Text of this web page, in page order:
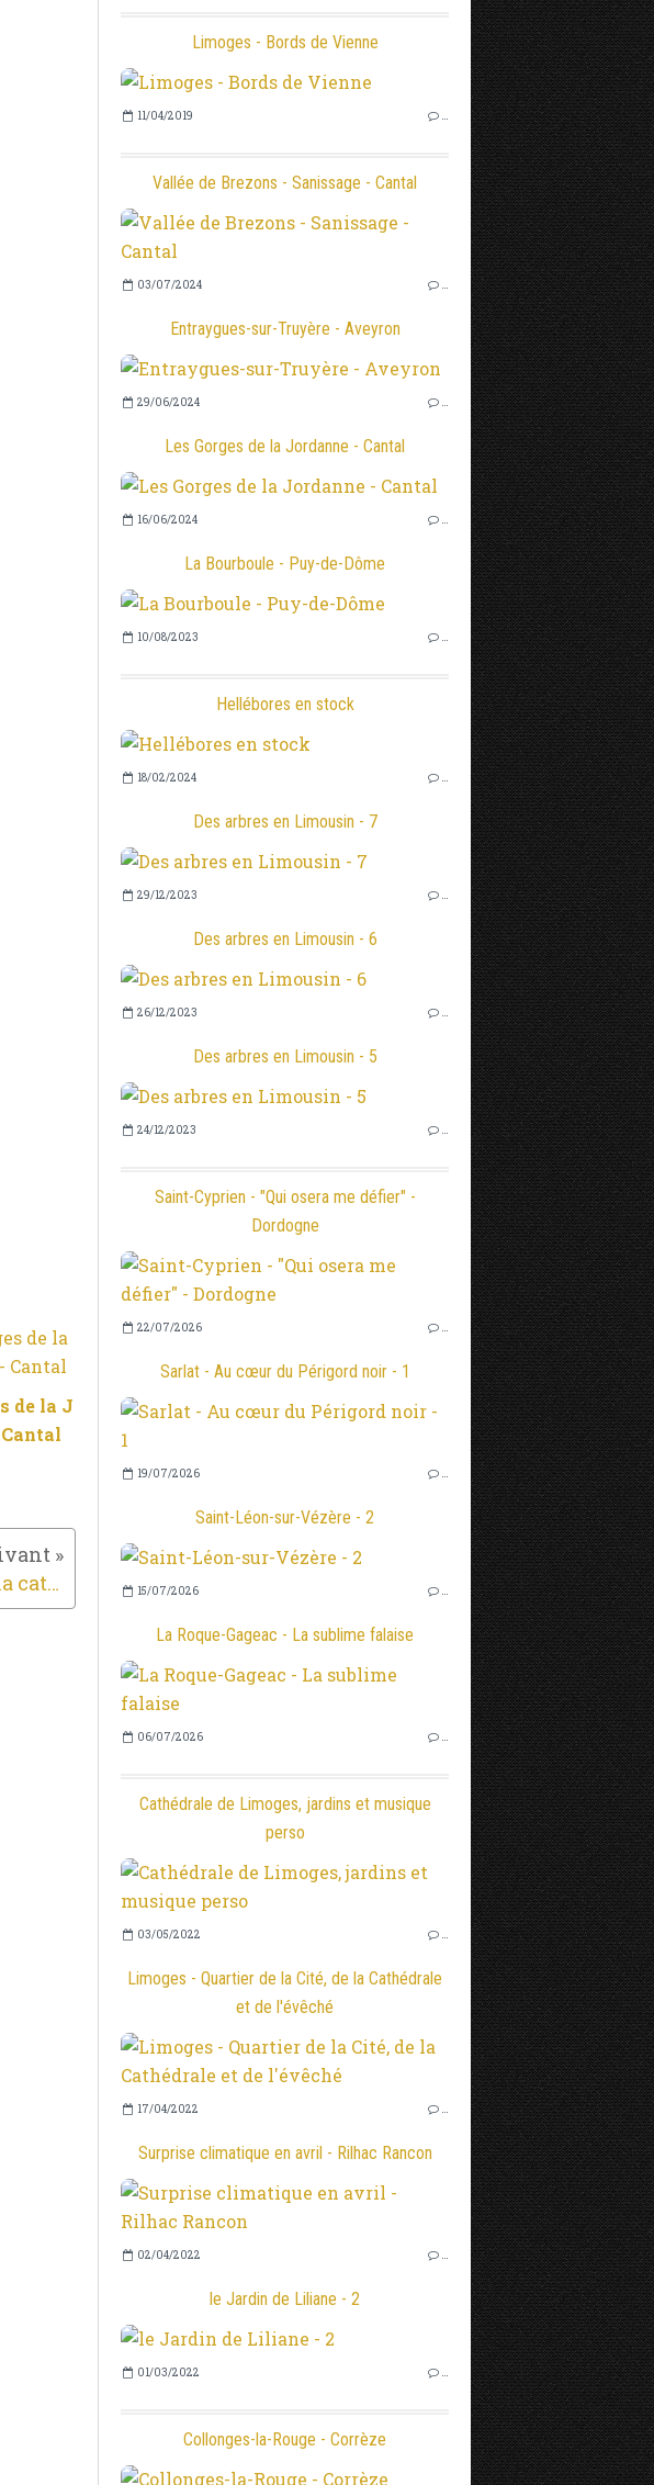
de la J
Bayonne -4 - le cloître et la cathédrale
Limoges - Bords de Vienne
11/04/2019 …
Vallée de Brezons - Sanissage - Cantal
03/07/2024 …
Entraygues-sur-Truyère - Aveyron
29/06/2024 …
Les Gorges de la Jordanne - Cantal
16/06/2024 …
La Bourboule - Puy-de-Dôme
10/08/2023 …
Hellébores en stock
18/02/2024 …
Des arbres en Limousin - 7
29/12/2023 …
Des arbres en Limousin - 6
26/12/2023 …
Des arbres en Limousin - 5
24/12/2023 …
Saint-Cyprien - "Qui osera me défier" -
Dordogne
22/07/2026 …
Sarlat - Au cœur du Périgord noir - 1
19/07/2026 …
Saint-Léon-sur-Vézère - 2
15/07/2026 …
La Roque-Gageac - La sublime falaise
06/07/2026 …
Cathédrale de Limoges, jardins et musique
perso
03/05/2022 …
Limoges - Quartier de la Cité, de la Cathédrale
et de l'évêché
17/04/2022 …
Surprise climatique en avril - Rilhac Rancon
02/04/2022 …
le Jardin de Liliane - 2
01/03/2022 …
Collonges-la-Rouge - Corrèze